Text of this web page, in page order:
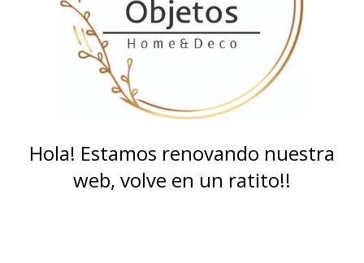
Hola! Estamos renovando nuestra
web, volve en un ratito!!